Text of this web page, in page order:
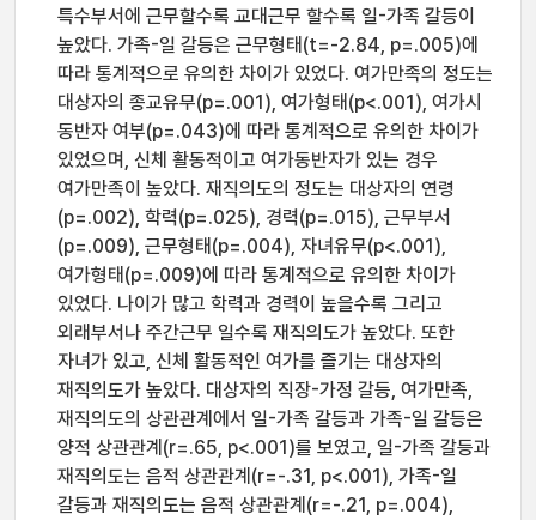
특수부서에 근무할수록 교대근무 할수록 일-가족 갈등이
높았다. 가족-일 갈등은 근무형태(t=-2.84, p=.005)에
따라 통계적으로 유의한 차이가 있었다. 여가만족의 정도는
대상자의 종교유무(p=.001), 여가형태(p<.001), 여가시
동반자 여부(p=.043)에 따라 통계적으로 유의한 차이가
있었으며, 신체 활동적이고 여가동반자가 있는 경우
여가만족이 높았다. 재직의도의 정도는 대상자의 연령
(p=.002), 학력(p=.025), 경력(p=.015), 근무부서
(p=.009), 근무형태(p=.004), 자녀유무(p<.001),
여가형태(p=.009)에 따라 통계적으로 유의한 차이가
있었다. 나이가 많고 학력과 경력이 높을수록 그리고
외래부서나 주간근무 일수록 재직의도가 높았다. 또한
자녀가 있고, 신체 활동적인 여가를 즐기는 대상자의
재직의도가 높았다. 대상자의 직장-가정 갈등, 여가만족,
재직의도의 상관관계에서 일-가족 갈등과 가족-일 갈등은
양적 상관관계(r=.65, p<.001)를 보였고, 일-가족 갈등과
재직의도는 음적 상관관계(r=-.31, p<.001), 가족-일
갈등과 재직의도는 음적 상관관계(r=-.21, p=.004),